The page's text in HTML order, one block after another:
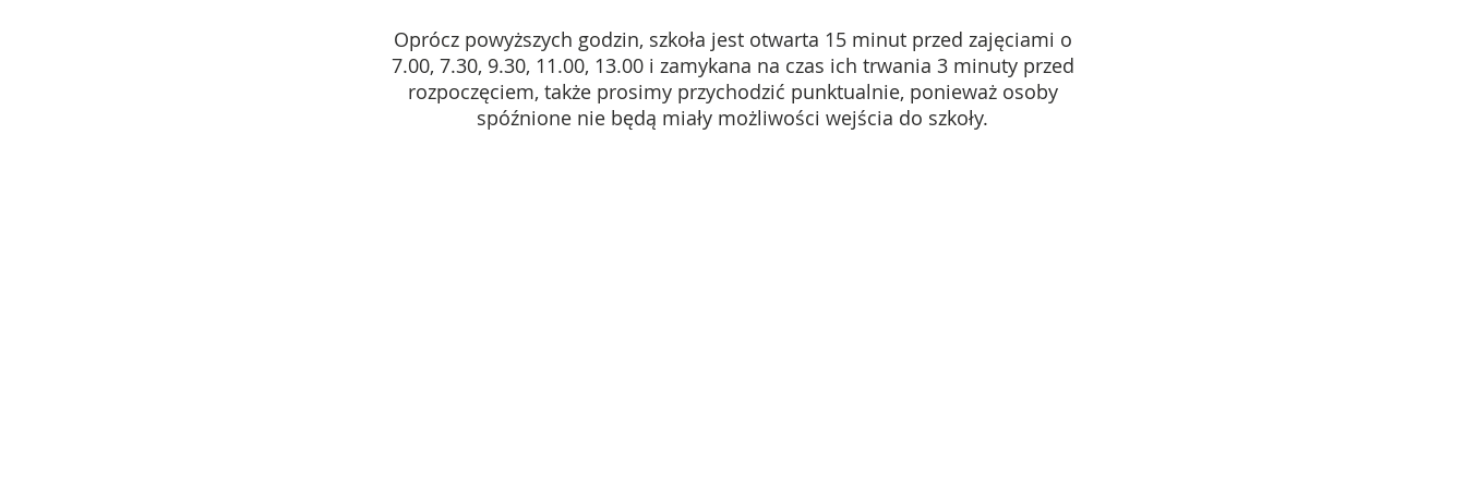
Oprócz powyższych godzin, szkoła jest otwarta 15 minut przed zajęciami o
7.00, 7.30, 9.30, 11.00, 13.00 i zamykana na czas ich trwania 3 minuty przed
rozpoczęciem, także prosimy przychodzić punktualnie, ponieważ osoby
spóźnione nie będą miały możliwości wejścia do szkoły.